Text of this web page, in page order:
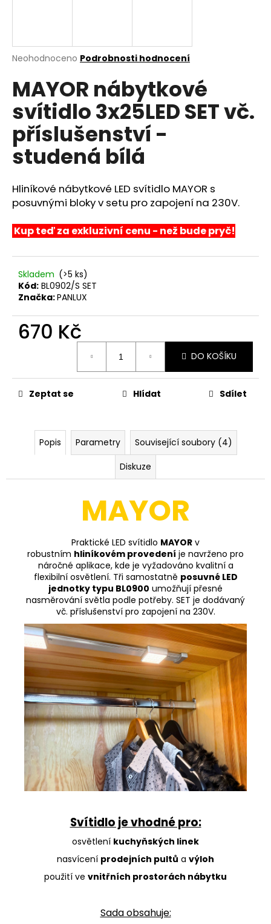
Průměrné
produktu
je
z
5
hvězdiček.
Neohodnoceno Podrobnosti hodnocení
MAYOR nábytkové
svítidlo 3x25LED SET vč.
příslušenství -
studená bílá
Hliníkové nábytkové LED svítidlo MAYOR s
posuvnými bloky v setu pro zapojení na 230V.
Kup teď za exkluzivní cenu - než bude pryč!
Skladem (>5 ks)
Kód: BL0902/S SET
Značka:PANLUX
670 Kč
DO KOŠÍKU
Zeptat se Hlídat Sdílet
Popis Parametry
Související soubory (4)
Diskuze
MAYOR
Praktické LED svítidlo MAYOR v
robustním hliníkovém provedení je navrženo pro
náročné aplikace, kde je vyžadováno kvalitní a
flexibilní osvětlení. Tři samostatně posuvné LED
jednotky typu BL0900 umožňují přesné
nasměrování světla podle potřeby. SET je dodávaný
vč. příslušenství pro zapojení na 230V.
Svítidlo je vhodné pro:
osvětlení kuchyňských linek
nasvícení prodejních pultů a výloh
použití ve vnitřních prostorách nábytku
Sada obsahuje:
í
t
?
HLEDAT
D
o
p
o
u
č
u
e
m
PANLUX
DOBÍJECÍ
VIVIEN
ČERNÁ